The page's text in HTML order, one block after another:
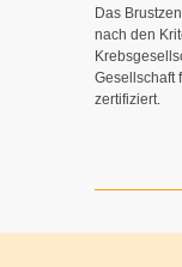
Das
nach den
Gesellschaft
zertifiziert.